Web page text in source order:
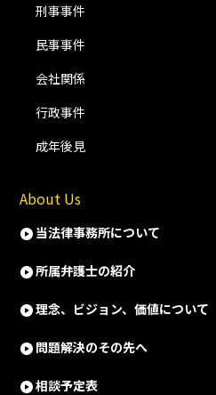
刑事事件
民事事件
会社関係
行政事件
成年後見
About Us
当法律事務所について
所属弁護士の紹介
理念、ビジョン、価値について
問題解決のその先へ
相談予定表